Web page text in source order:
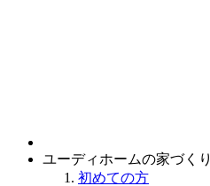
ユーディホームの家づくり
初めての方